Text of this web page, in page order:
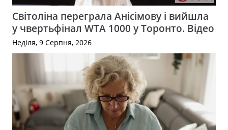
Світоліна переграла Анісімову і вийшла
у чвертьфінал WTA 1000 у Торонто. Відео
Неділя, 9 Серпня, 2026